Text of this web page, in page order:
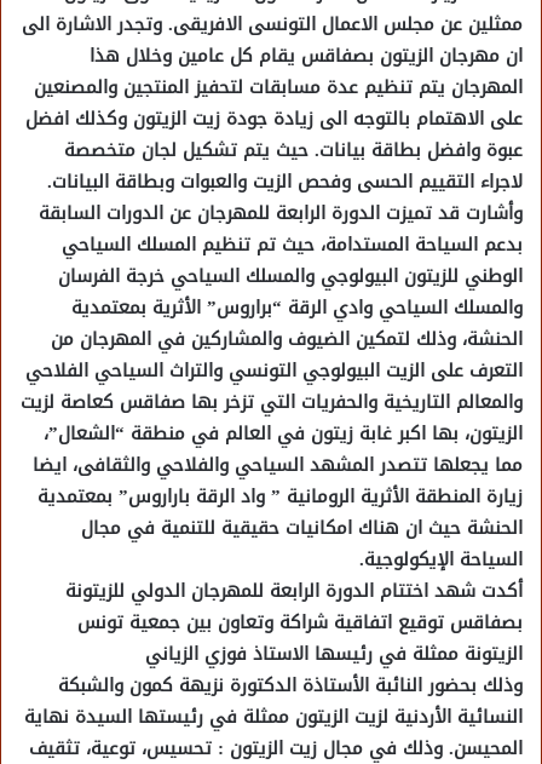
ممثلين عن مجلس الاعمال التونسى الافريقى. وتجدر الاشارة الى
ان مهرجان الزيتون بصفاقس يقام كل عامين وخلال هذا
المهرجان يتم تنظيم عدة مسابقات لتحفيز المنتجين والمصنعين
على الاهتمام بالتوجه الى زيادة جودة زيت الزيتون وكذلك افضل
عبوة وافضل بطاقة بيانات. حيث يتم تشكيل لجان متخصصة
لاجراء التقييم الحسى وفحص الزيت والعبوات وبطاقة البيانات.
وأشارت قد تميزت الدورة الرابعة للمهرجان عن الدورات السابقة
بدعم السياحة المستدامة، حيث تم تنظيم المسلك السياحي
الوطني للزيتون البيولوجي والمسلك السياحي خرجة الفرسان
والمسلك السياحي وادي الرقة “براروس” الأثرية بمعتمدية
الحنشة، وذلك لتمكين الضيوف والمشاركين في المهرجان من
التعرف على الزيت البيولوجي التونسي والتراث السياحي الفلاحي
والمعالم التاريخية والحفريات التي تزخر بها صفاقس كعاصة لزيت
الزيتون، بها اكبر غابة زيتون في العالم في منطقة “الشعال”،
مما يجعلها تتصدر المشهد السياحي والفلاحي والثقافى، ايضا
زيارة المنطقة الأثرية الرومانية ” واد الرقة باراروس” بمعتمدية
الحنشة حيث ان هناك امكانيات حقيقية للتنمية في مجال
السياحة الإيكولوجية.
أكدت شهد اختتام الدورة الرابعة للمهرجان الدولي للزيتونة
بصفاقس توقيع اتفاقية شراكة وتعاون بين جمعية تونس
الزيتونة ممثلة في رئيسها الاستاذ فوزي الزياني
وذلك بحضور النائبة الأستاذة الدكتورة نزيهة كمون والشبكة
النسائية الأردنية لزيت الزيتون ممثلة في رئيستها السيدة نهاية
المحيسن. وذلك في مجال زيت الزيتون : تحسيس، توعية، تثقيف